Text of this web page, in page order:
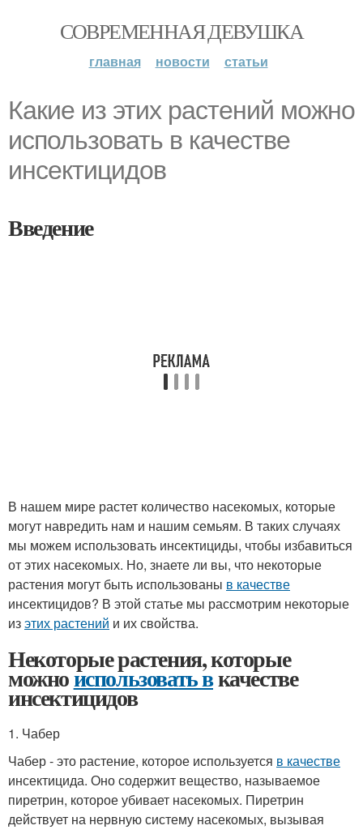
СОВРЕМЕННАЯ ДЕВУШКА
главная новости статьи
Какие из этих растений можно
использовать в качестве
инсектицидов
Введение
В нашем мире растет количество насекомых, которые
могут навредить нам и нашим семьям. В таких случаях
мы можем использовать инсектициды, чтобы избавиться
от этих насекомых. Но, знаете ли вы, что некоторые
растения могут быть использованы в качестве
инсектицидов? В этой статье мы рассмотрим некоторые
изэтих растений и их свойства.
Некоторые растения, которые
можноиспользовать вкачестве
инсектицидов
1. Чабер
Чабер - это растение, которое используется в качестве
инсектицида. Оно содержит вещество, называемое
пиретрин, которое убивает насекомых. Пиретрин
действует на нервную систему насекомых, вызывая